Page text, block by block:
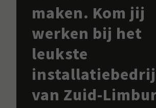
maken. Kom jij
werken bij het
leukste
van Zuid-